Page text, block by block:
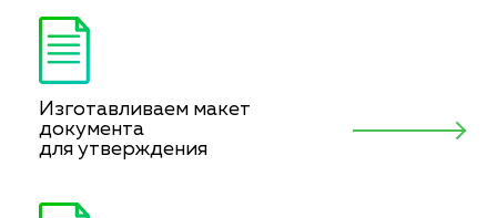
Изготавливаем макет
документа
для утверждения